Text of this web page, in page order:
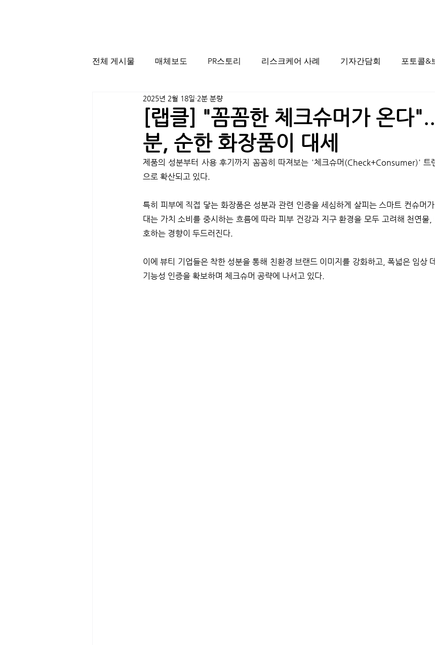
전체 게시물 매체보도 PR스토리 리스크케어 사례 기자간담회 포토콜&
[랩클] "꼼꼼한 체크슈머가 온다
분, 순한 화장품이 대세
2025년 2월 18일 2분 분량
제품의 성분부터 사용 후기까지 꼼꼼히 따져보는 '체크슈머(Check+Consumer)' 트
으로 확산되고 있다.
특히 피부에 직접 닿는 화장품은 성분과 관련 인증을 세심하게 살피는 스마트 컨슈머
대는 가치 소비를 중시하는 흐름에 따라 피부 건강과 지구 환경을 모두 고려해 천연물,
호하는 경향이 두드러진다.
이에 뷰티 기업들은 착한 성분을 통해 친환경 브랜드 이미지를 강화하고, 폭넓은 임상
기능성 인증을 확보하며 체크슈머 공략에 나서고 있다.